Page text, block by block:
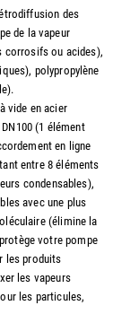
des
de la vapeur
corrosifs ou acides),
polypropylène
vide en acier
(1 élément
en ligne
entre 8 éléments
condensables),
avec une plus
(élimine la
votre pompe
les produits
les vapeurs
les particules,